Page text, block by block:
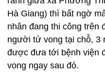
Hà Giang) thì bất ngờ
nhân đang thi công trên
người tử vong tại chỗ, 3
được đưa tới bệnh viện
vong ngay sau đó.